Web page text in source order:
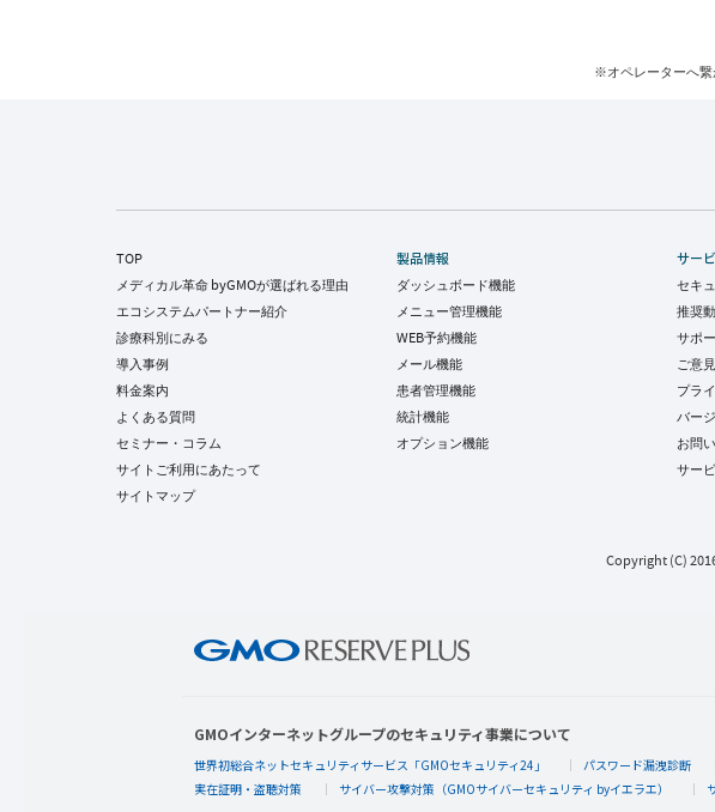
※オペレーターへ繋
TOP
メディカル革命 byGMOが選ばれる理由
エコシステムパートナー紹介
診療科別にみる
導入事例
料金案内
よくある質問
セミナー・コラム
サイトご利用にあたって
サイトマップ
製品情報
ダッシュボード機能
メニュー管理機能
WEB予約機能
メール機能
患者管理機能
統計機能
オプション機能
サー
セキ
推奨
サポ
ご意
プラ
バー
お問
サー
Copyright (C)
GMOインターネットグループのセキュリティ事業について
世界初総合ネットセキュリティサービス「GMOセキュリティ24」 パスワード漏洩診断
実在証明・盗聴対策
サイバー攻撃対策（GMOサイバーセキュリティ byイエラエ）